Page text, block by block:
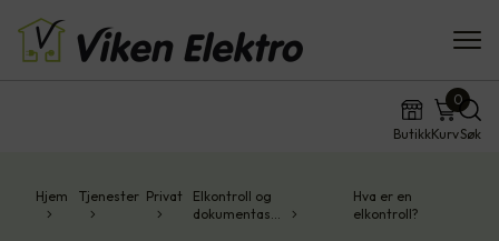
ButikkKurv
0
Søk
Hjem Tjenester Privat
Elkontroll og
dokumentas…
Hva er en
elkontroll?